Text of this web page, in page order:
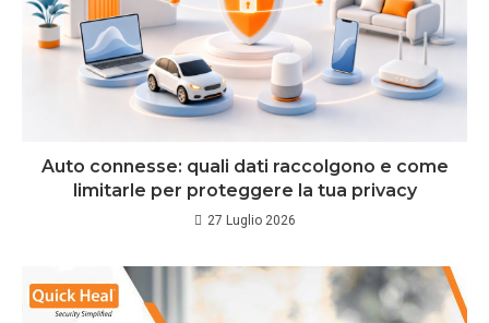
Auto connesse: quali dati raccolgono e come
limitarle per proteggere la tua privacy
27 Luglio 2026